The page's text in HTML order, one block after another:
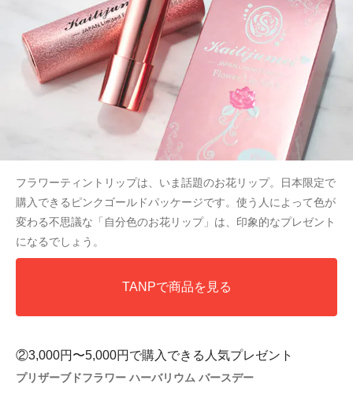
フラワーティントリップは、いま話題のお花リップ。日本限定で
購入できるピンクゴールドパッケージです。使う人によって色が
変わる不思議な「自分色のお花リップ」は、印象的なプレゼント
になるでしょう。
TANPで商品を見る
②3,000円〜5,000円で購入できる人気プレゼント
プリザーブドフラワー ハーバリウム バースデー